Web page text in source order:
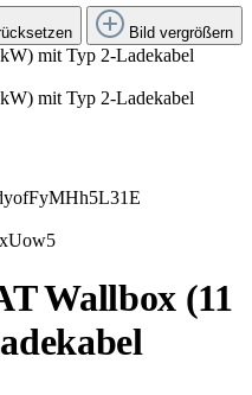
Bild vergrößern
Wallbox (11